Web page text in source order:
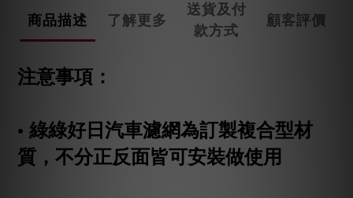
商品描述 了解更多
送貨及付
款方式
顧客評價
注意事項：
• 綠綠好日汽車濾網為訂製複合型材
質，不分正反面皆可安裝做使用